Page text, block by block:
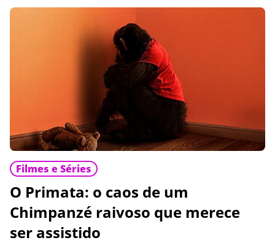
Filmes e Séries
O Primata: o caos de um
Chimpanzé raivoso que merece
ser assistido